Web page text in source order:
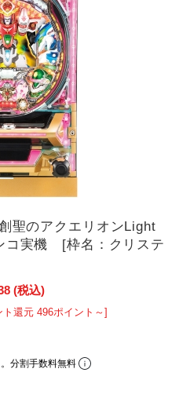
聖のアクエリオンLight
コ実機 [枠名：クリステ
(税込)
ト還元 496ポイント～]
分割手数料無料